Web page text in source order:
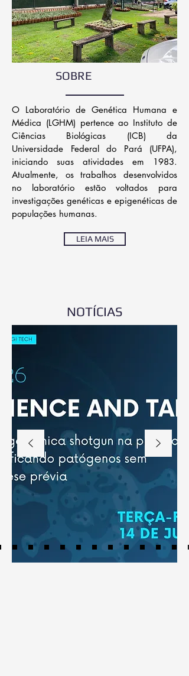
SOBRE
O Laboratório de Genética Humana e
Médica (LGHM) pertence ao Instituto de
Ciências Biológicas (ICB) da
Universidade Federal do Pará (UFPA),
iniciando suas atividades em 1983.
Atualmente, os trabalhos desenvolvidos
no laboratório estão voltados para
investigações genéticas e epigenéticas de
populações humanas.
LEIA MAIS
NOTÍCIAS